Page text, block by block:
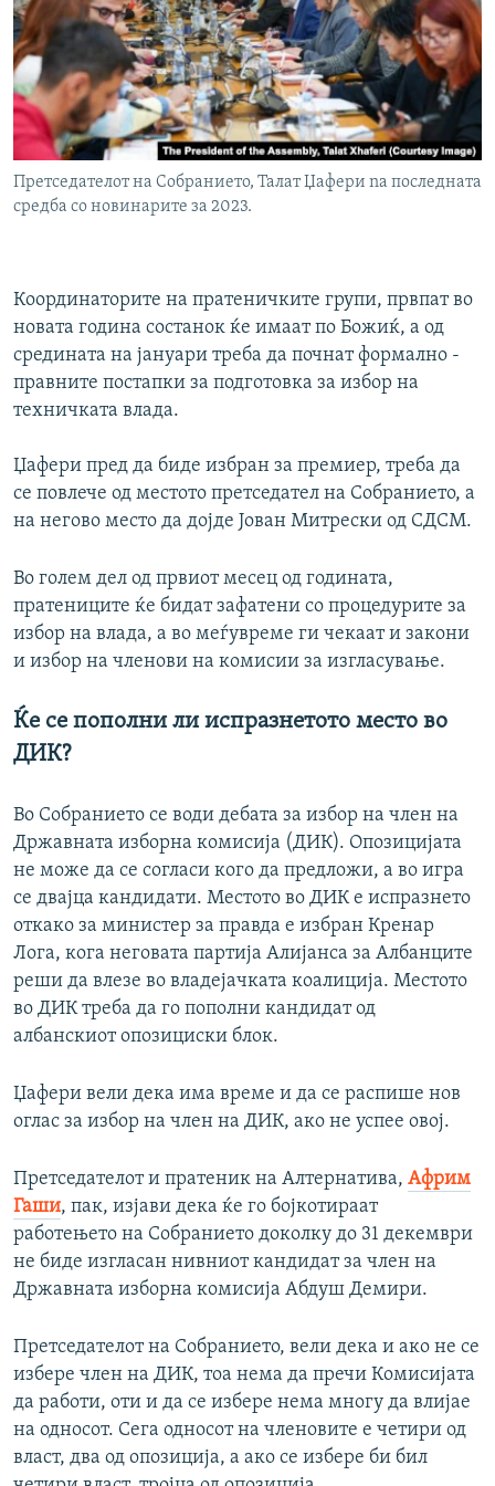
Претседателот на Собранието, Талат Џафери nа последната
средба со новинарите за 2023.
Координаторите на пратеничките групи, првпат во
новата година состанок ќе имаат по Божиќ, а од
средината на јануари треба да почнат формално -
правните постапки за подготовка за избор на
техничката влада.
Џафери пред да биде избран за премиер, треба да
се повлече од местото претседател на Собранието, а
на негово место да дојде Јован Митрески од СДСМ.
Во голем дел од првиот месец од годината,
пратениците ќе бидат зафатени со процедурите за
избор на влада, а во меѓувреме ги чекаат и закони
и избор на членови на комисии за изгласување.
Ќе се пополни ли испразнетото место во
ДИК?
Во Собранието се води дебата за избор на член на
Државната изборна комисија (ДИК). Опозицијата
не може да се согласи кого да предложи, а во игра
се двајца кандидати. Местото во ДИК е испразнето
откако за министер за правда е избран Кренар
Лога, кога неговата партија Алијанса за Албанците
реши да влезе во владејачката коалиција. Местото
во ДИК треба да го пополни кандидат од
албанскиот опозициски блок.
Џафери вели дека има време и да се распише нов
оглас за избор на член на ДИК, ако не успее овој.
Претседателот и пратеник на Алтернатива, Африм
Гаши, пак, изјави дека ќе го бојкотираат
работењето на Собранието доколку до 31 декември
не биде изгласан нивниот кандидат за член на
Државната изборна комисија Абдуш Демири.
Претседателот на Собранието, вели дека и ако не се
избере член на ДИК, тоа нема да пречи Комисијата
да работи, оти и да се избере нема многу да влијае
на односот. Сега односот на членовите е четири од
власт, два од опозиција, а ако се избере би бил